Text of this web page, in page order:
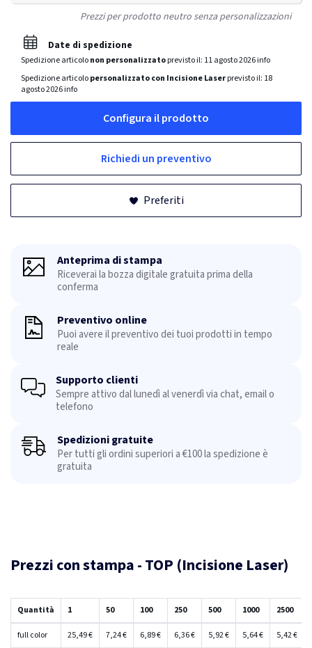
Prezzi per prodotto neutro senza personalizzazioni
Date di spedizione
Spedizione articolonon personalizzatoprevisto il: 11 agosto 2026info
Spedizione articolopersonalizzato con Incisione Laserprevisto il: 18
agosto 2026info
Configura il prodotto
Richiedi un preventivo
Preferiti
Anteprima di stampa
Riceverai la bozza digitale gratuita prima della
conferma
Preventivo online
Puoi avere il preventivo dei tuoi prodotti in tempo
reale
Supporto clienti
Sempre attivo dal lunedì al venerdì via chat, email o
telefono
Spedizioni gratuite
Per tutti gli ordini superiori a €100 la spedizione è
gratuita
Prezzi con stampa - TOP (Incisione Laser)
Quantità 1 50 100 250 500 1000 2500
full color 25,49 € 7,24 € 6,89 € 6,36 € 5,92 € 5,64 € 5,42 €